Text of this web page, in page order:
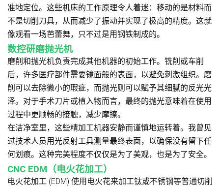
准地定位。这些机床的工作原理令人着迷：移动的是材料而
不是切削刀具，从而减少了振动并实现了极高的精度。这就
像观看一场芭蕾舞，只不过是用钢铁制成的。
数控研磨抛光机
磨削和抛光机负责完成其他机器的初始工作。铣削或车削
后，许多医疗部件需要镜面般的表面，以避免刺激组织。磨
削可以去除微小的瑕疵，而抛光则可以赋予其细腻的反光光
泽。对于手术刀片或植入物而言，最终的抛光意味着在使用
过程中更顺畅的接触，减少摩擦。
在洁净室里，这些精加工机器安静而谨慎地运转着。我曾见
过技术人员用光反射工具测量最终表面，以确保没有留下任
何划痕。这种完美程度不仅仅是为了美观，也是为了安全。
CNC EDM（电火花加工）
电火花加工 (EDM) 使用电火花来加工钛或不锈钢等普通切削